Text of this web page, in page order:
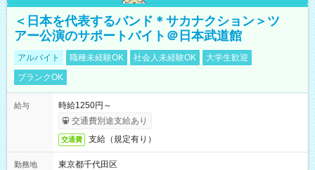
＜日本を代表するバンド＊サカナクション＞ツ
アー公演のサポートバイト＠日本武道館
アルバイト 職種未経験OK 社会人未経験OK
大学生歓迎
ブランクOK
給与
時給1250円～
交通費別途支給あり
交通費 支給（規定有り）
勤務地
東京都千代田区